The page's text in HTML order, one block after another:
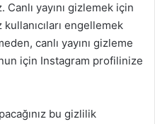
yayını gizlemek için
engellemek
canlı yayını gizleme
için Instagram profilinize
bu gizlilik